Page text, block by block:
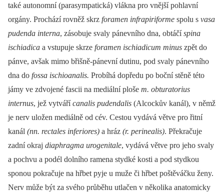
také autonomní (parasympatická) vlákna pro vnější pohlavní
orgány. Prochází rovněž skrz foramen infrapiriforme spolu s vasa
pudenda interna, zásobuje svaly pánevního dna, obtáčíspina
ischiadica a vstupuje skrze foramen ischiadicum minus zpět do
pánve, avšak mimo břišně-pánevní dutinu, pod svaly pánevního
dna do fossa ischioanalis. Probíhá dopředu po boční stěně této
jámy ve zdvojené fascii na mediální ploše m. obturatorius
internus, jež vytvářícanalis pudendalis (Alcockův kanál), v němž
je nerv uložen mediálně od cév. Cestou vydává větve pro řitní
kanál (nn. rectales inferiores) a hráz (r. perinealis). Překračuje
zadní okraj diaphragma urogenitale, vydává větve pro jeho svaly
a pochvu a podél dolního ramena stydké kosti a pod stydkou
sponou pokračuje na hřbet pyje u muže či hřbet poštěváčku ženy.
Nerv může být za svého průběhu utlačen v několika anatomicky